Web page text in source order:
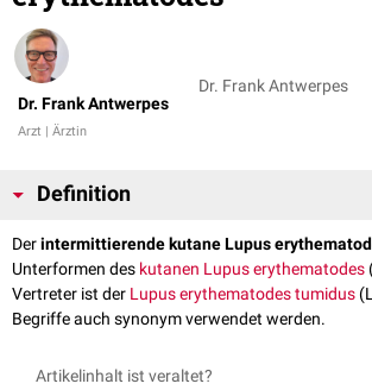
Dr. Frank Antwerpes
Arzt | Ärztin
Dr. Frank Antwerpes
Definition
Derintermittierende kutane Lupus
Unterformen des kutanen Lupus erythematodes
Vertreter ist der Lupus erythematodes tumidus
Begriffe auch synonym verwendet werden.
Artikelinhalt ist veraltet?